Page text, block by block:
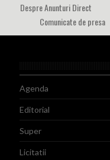
Despre Anunturi Direct
Comunicate de presa
Agenda
Editorial
Super
Licitatii